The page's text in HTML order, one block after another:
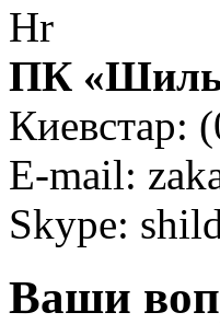
ПК
Киевстар:
E-mail:
Skype:
Ваши